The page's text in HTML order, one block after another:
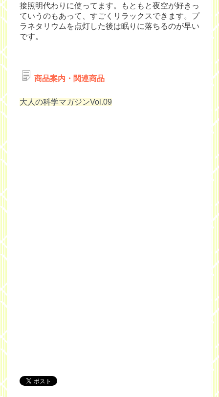
接照明代わりに使ってます。もともと夜空が好きっ
ていうのもあって、すごくリラックスできます。プ
ラネタリウムを点灯した後は眠りに落ちるのが早い
です。
商品案内・関連商品
大人の科学マガジンVol.09